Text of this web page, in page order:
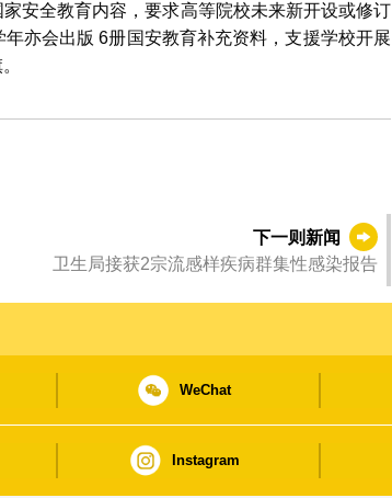
安全教育内容，要求高等院校未来新开设或修订
亦会出版 6册国安教育补充资料，支援学校开展
下一则新闻
卫生局接获2宗流感样疾病群集性感染报告
WeChat
Instagram